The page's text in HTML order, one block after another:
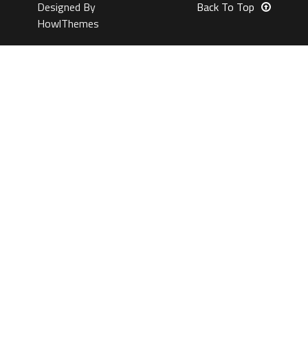
Designed By
HowlThemes
Back To Top